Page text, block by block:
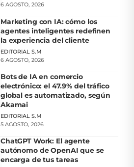
6 AGOSTO, 2026
Marketing con IA: cómo los
agentes inteligentes redefinen
la experiencia del cliente
EDITORIAL S.M
6 AGOSTO, 2026
Bots de IA en comercio
electrónico: el 47.9% del tráfico
global es automatizado, según
Akamai
EDITORIAL S.M
5 AGOSTO, 2026
ChatGPT Work: El agente
autónomo de OpenAI que se
encarga de tus tareas